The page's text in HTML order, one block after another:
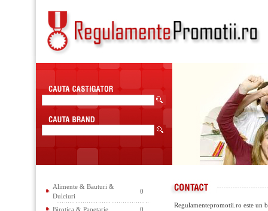
Alimente & Bauturi &
Dulciuri
0
Birotica & Papetarie
0
Regulamentepromotii.ro este un